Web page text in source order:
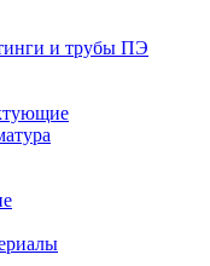
и трубы ПЭ